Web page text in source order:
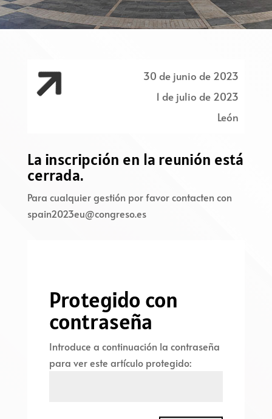

30 de junio de 2023
1 de julio de 2023
León
La inscripción en la reunión está
cerrada.
Para cualquier gestión por favor contacten con
spain2023eu@congreso.es
Protegido con
contraseña
Introduce a continuación la contraseña
para ver este artículo protegido: